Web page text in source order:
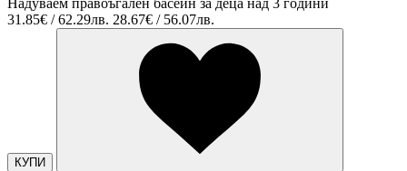
Надуваем правоъгален басейн за деца над 3 години
31.85€ / 62.29лв. 28.67€ / 56.07лв.
КУПИ